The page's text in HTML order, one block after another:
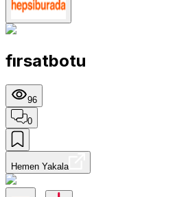
fırsatbotu
96
0
Hemen Yakala